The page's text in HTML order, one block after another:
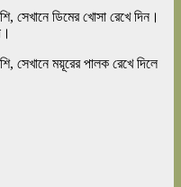
সেখানে ডিমের খোসা রেখে দিন।
সেখানে ময়ূরের পালক রেখে দিলে